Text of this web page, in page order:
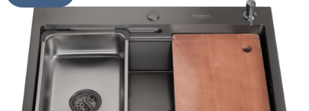
wishlist